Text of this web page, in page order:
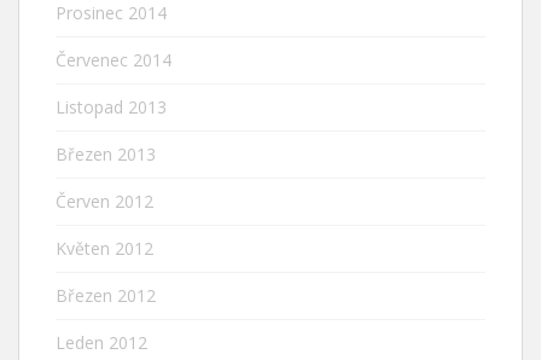
Prosinec 2014
Červenec 2014
Listopad 2013
Březen 2013
Červen 2012
Květen 2012
Březen 2012
Leden 2012